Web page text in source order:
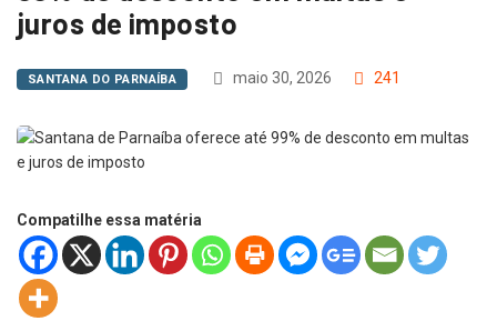
juros de imposto
SANTANA DO PARNAÍBA maio 30, 2026 241
Compatilhe essa matéria